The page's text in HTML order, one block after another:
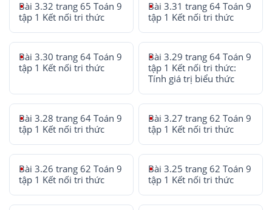
Bài 3.32 trang 65 Toán 9
tập 1 Kết nối tri thức
Bài 3.31 trang 64 Toán 9
tập 1 Kết nối tri thức
Bài 3.30 trang 64 Toán 9
tập 1 Kết nối tri thức
Bài 3.29 trang 64 Toán 9
tập 1 Kết nối tri thức:
Tính giá trị biểu thức
Bài 3.28 trang 64 Toán 9
tập 1 Kết nối tri thức
Bài 3.27 trang 62 Toán 9
tập 1 Kết nối tri thức
Bài 3.26 trang 62 Toán 9
tập 1 Kết nối tri thức
Bài 3.25 trang 62 Toán 9
tập 1 Kết nối tri thức